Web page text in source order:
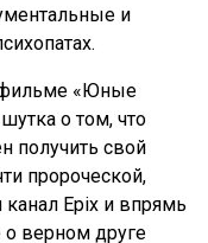
и
«Юные
о том, что
получить свой
пророческой,
Epix и впрямь
верном друге